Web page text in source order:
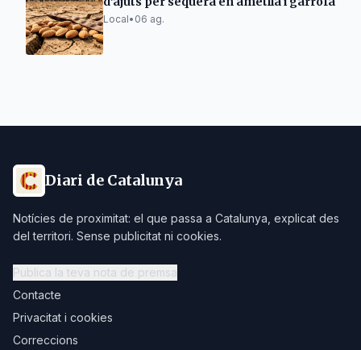
Local• 06 ag.
Diari de Catalunya
Notícies de proximitat: el que passa a Catalunya, explicat des
del territori. Sense publicitat ni cookies.
Publica la teva nota de premsa
Contacte
Privacitat i cookies
Correccions